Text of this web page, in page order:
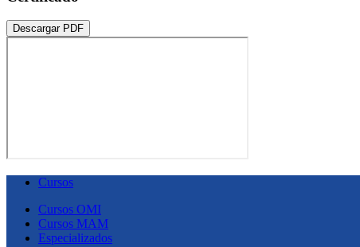
Descargar PDF
Cursos
Cursos OMI
Cursos MAM
Especializados